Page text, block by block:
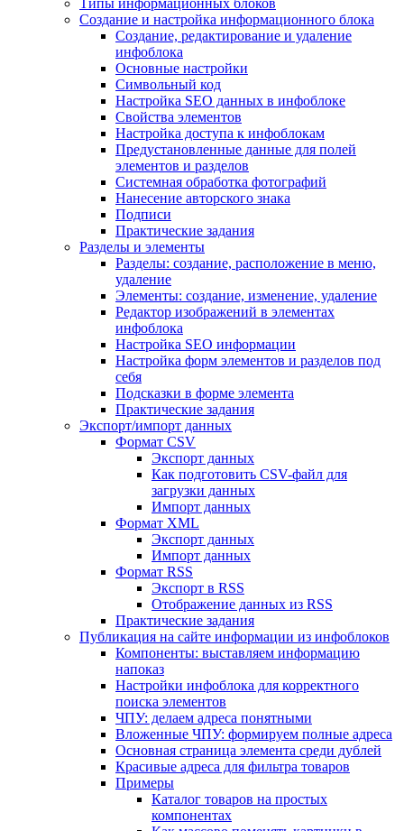
Типы информационных блоков
Создание и настройка информационного блока
Создание, редактирование и удаление
инфоблока
Основные настройки
Символьный код
Настройка SEO данных в инфоблоке
Свойства элементов
Настройка доступа к инфоблокам
Предустановленные данные для полей
элементов и разделов
Системная обработка фотографий
Нанесение авторского знака
Подписи
Практические задания
Разделы и элементы
Разделы: создание, расположение в меню,
удаление
Элементы: создание, изменение, удаление
Редактор изображений в элементах
инфоблока
Настройка SEO информации
Настройка форм элементов и разделов под
себя
Подсказки в форме элемента
Практические задания
Экспорт/импорт данных
Формат CSV
Экспорт данных
Как подготовить CSV-файл для
загрузки данных
Импорт данных
Формат XML
Экспорт данных
Импорт данных
Формат RSS
Экспорт в RSS
Отображение данных из RSS
Практические задания
Публикация на сайте информации из инфоблоков
Компоненты: выставляем информацию
напоказ
Настройки инфоблока для корректного
поиска элементов
ЧПУ: делаем адреса понятными
Вложенные ЧПУ: формируем полные адреса
Основная страница элемента среди дублей
Красивые адреса для фильтра товаров
Примеры
Каталог товаров на простых
компонентах